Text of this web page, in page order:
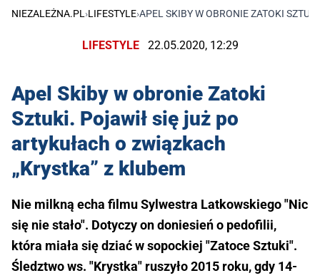
NIEZALEŻNA.PL›LIFESTYLE›APEL SKIBY W OBRONIE ZATOKI
LIFESTYLE 22.05.2020, 12:29
Apel Skiby w obronie Zatoki
Sztuki. Pojawił się już po
artykułach o związkach
„Krystka” z klubem
Nie milkną echa filmu Sylwestra Latkowskiego "Nic
się nie stało". Dotyczy on doniesień o pedofilii,
która miała się dziać w sopockiej "Zatoce Sztuki".
Śledztwo ws. "Krystka" ruszyło 2015 roku, gdy 14-